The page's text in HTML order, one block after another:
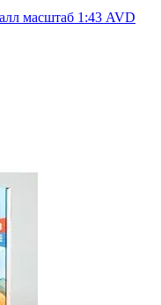
масштаб 1:43 AVD